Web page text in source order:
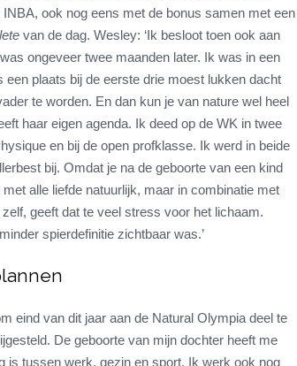
ook nog eens met de bonus samen met een
van de dag. Wesley: ‘Ik besloot toen ook aan
ongeveer twee maanden later. Ik was in een
plaats bij de eerste drie moest lukken dacht
te worden. En dan kun je van nature wel heel
haar eigen agenda. Ik deed op de WK in twee
en bij de open profklasse. Ik werd in beide
bij. Omdat je na de geboorte van een kind
alle liefde natuurlijk, maar in combinatie met
geeft dat te veel stress voor het lichaam.
spierdefinitie zichtbaar was.’
eind van dit jaar aan de Natural Olympia deel te
De geboorte van mijn dochter heeft me
is tussen werk, gezin en sport. Ik werk ook nog